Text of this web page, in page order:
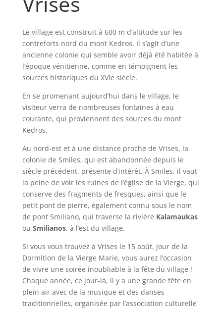
Le village est construit à 600 m d’altitude sur les
contreforts nord du mont Kedros. Il s’agit d’une
ancienne colonie qui semble avoir déjà été habitée à
l’époque vénitienne, comme en témoignent les
sources historiques du XVIe siècle.
En se promenant aujourd’hui dans le village, le
visiteur verra de nombreuses fontaines à eau
courante, qui proviennent des sources du mont
Kedros.
Au nord-est et à une distance proche de Vrises, la
colonie de Smiles, qui est abandonnée depuis le
siècle précédent, présente d’intérêt. À Smiles, il vaut
la peine de voir les ruines de l’église de la Vierge, qui
conserve des fragments de fresques, ainsi que le
petit pont de pierre, également connu sous le nom
de pont Smiliano, qui traverse la rivière Kalamaukas
ou Smilianos, à l’est du village.
Si vous vous trouvez à Vrises le 15 août, jour de la
Dormition de la Vierge Marie, vous aurez l’occasion
de vivre une soirée inoubliable à la fête du village !
Chaque année, ce jour-là, il y a une grande fête en
plein air avec de la musique et des danses
traditionnelles, organisée par l’association culturelle